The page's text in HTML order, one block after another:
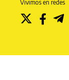
Vivimos en redes